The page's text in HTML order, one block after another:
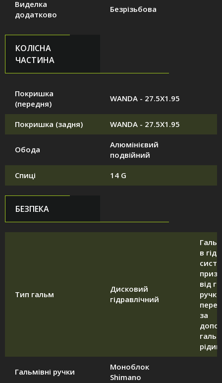
Виделка
додатково
Безрізьбова
КОЛІСНА
ЧАСТИНА
Покришка
(передня)
WANDA - 27.5X1.95
Покришка (задня) WANDA - 27.5X1.95
Обода
Алюмінієвий
подвійний
Спиці 14 G
БЕЗПЕКА
Тип гальм
Дисковий
гідравлічний
в
від
за
Гальмівні ручки
Моноблок
Shimano